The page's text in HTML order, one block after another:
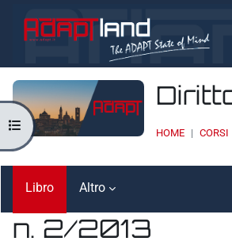
HOME CORSI
Apri indice del corso
Libro Altro
n. 2/2013